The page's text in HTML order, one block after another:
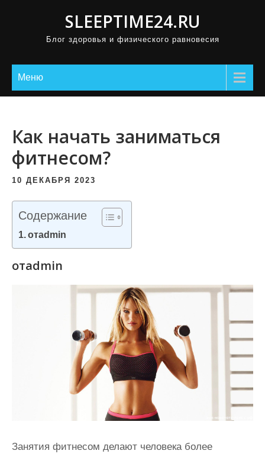
SLEEPTIME24.RU
Блог здоровья и физического равновесия
Меню
Как начать заниматься
фитнесом?
10 ДЕКАБРЯ 2023
Содержание
отadmin
отadmin
Занятия фитнесом делают человека более